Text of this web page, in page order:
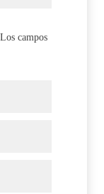
campos